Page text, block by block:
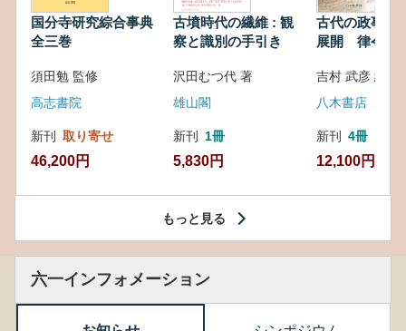
国分寺研究綜合事典
全三巻
須田勉 監修
高志書院
新刊 取り寄せ
46,200円
古墳時代の繊維 : 観
察と識別の手引き
沢田むつ代 著
雄山閣
新刊 1冊
5,830円
古代の政事と
展開 律令・
吉村 武彦 編集
八木書店
新刊 4冊
12,100円
もっと見る
六一インフォメーション